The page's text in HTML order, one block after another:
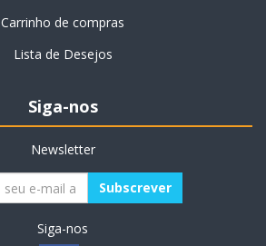
Carrinho de compras
Lista de Desejos
Siga-nos
Newsletter
Siga-nos